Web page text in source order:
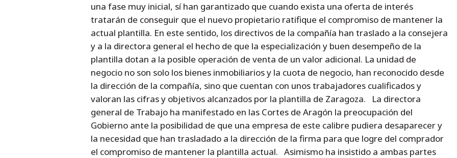
una fase muy inicial, sí han garantizado que cuando exista una oferta de interés
tratarán de conseguir que el nuevo propietario ratifique el compromiso de mantener la
actual plantilla. En este sentido, los directivos de la compañía han traslado a la consejera
y a la directora general el hecho de que la especialización y buen desempeño de la
plantilla dotan a la posible operación de venta de un valor adicional. La unidad de
negocio no son solo los bienes inmobiliarios y la cuota de negocio, han reconocido desde
la dirección de la compañía, sino que cuentan con unos trabajadores cualificados y
valoran las cifras y objetivos alcanzados por la plantilla de Zaragoza. La directora
general de Trabajo ha manifestado en las Cortes de Aragón la preocupación del
Gobierno ante la posibilidad de que una empresa de este calibre pudiera desaparecer y
la necesidad que han trasladado a la dirección de la firma para que logre del comprador
el compromiso de mantener la plantilla actual. Asimismo ha insistido a ambas partes